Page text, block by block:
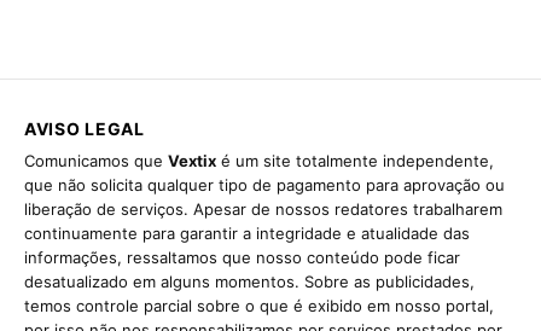
AVISO LEGAL
Comunicamos que Vextix é um site totalmente independente,
que não solicita qualquer tipo de pagamento para aprovação ou
liberação de serviços. Apesar de nossos redatores trabalharem
continuamente para garantir a integridade e atualidade das
informações, ressaltamos que nosso conteúdo pode ficar
desatualizado em alguns momentos. Sobre as publicidades,
temos controle parcial sobre o que é exibido em nosso portal,